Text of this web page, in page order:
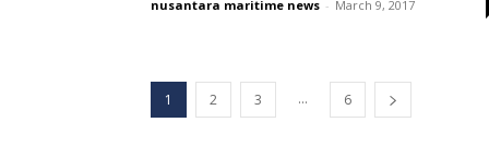
nusantara maritime news - March 9, 2017
1 2 3 ... 6